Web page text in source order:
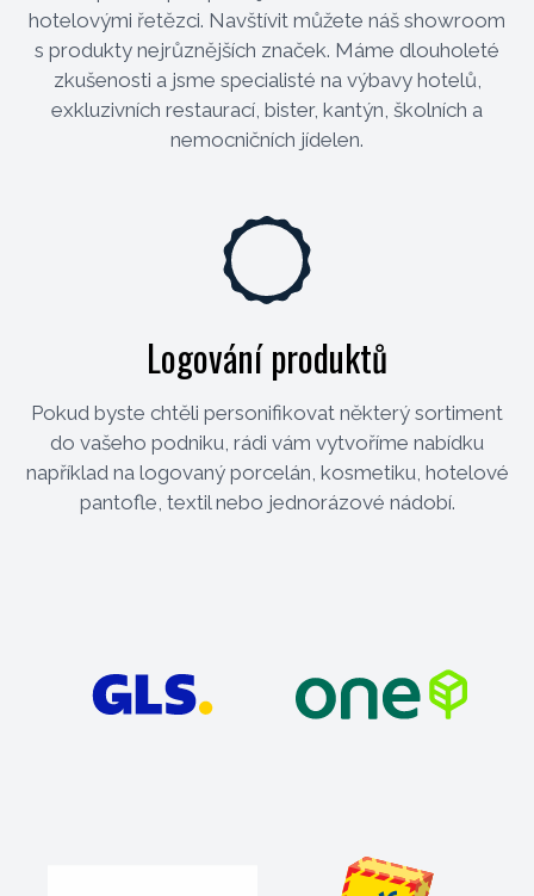
hotelovými řetězci. Navštívit můžete náš showroom
s produkty nejrůznějších značek. Máme dlouholeté
zkušenosti a jsme specialisté na výbavy hotelů,
exkluzivních restaurací, bister, kantýn, školních a
nemocničních jídelen.
Logování produktů
Pokud byste chtěli personifikovat některý sortiment
do vašeho podniku, rádi vám vytvoříme nabídku
například na logovaný porcelán, kosmetiku, hotelové
pantofle, textil nebo jednorázové nádobí.